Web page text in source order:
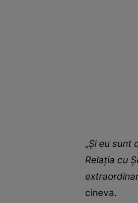
„Și eu sunt
Relația cu
cineva.